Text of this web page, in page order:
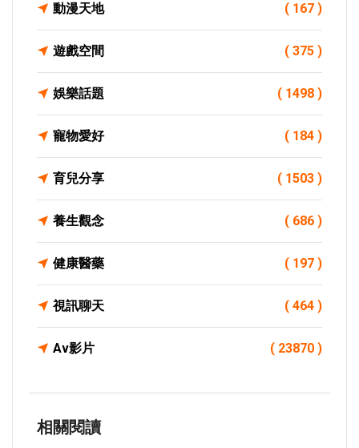
動漫天地 ( 167 )
遊戲空間 ( 375 )
娛樂話題 ( 1498 )
寵物愛好 ( 184 )
育兒分享 ( 1503 )
養生觀念 ( 686 )
健康醫藥 ( 197 )
視訊聊天 ( 464 )
Av影片 ( 23870 )
相關閱讀